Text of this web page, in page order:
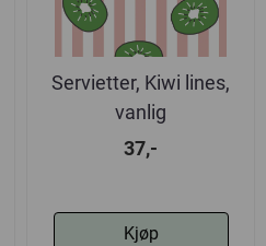
Servietter, Kiwi lines,
vanlig
37,-
Kjøp